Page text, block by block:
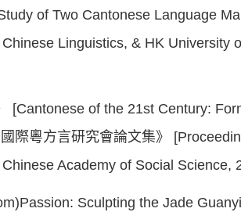
of Two Cantonese Language
Linguistics, & HK University
[Cantonese of the 21st Century:
際粵方言研究會論文集》
Academy of Social Science,
Sculpting the Jade